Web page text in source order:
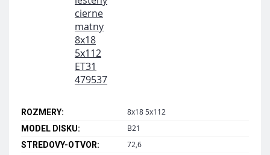
ROZMERY: 8x18 5x112
MODEL DISKU: B21
STREDOVY-OTVOR: 72,6